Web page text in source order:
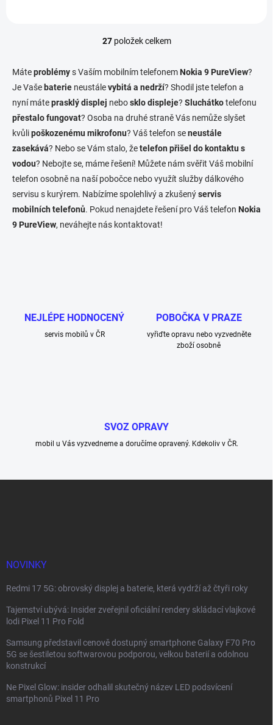
O
l
d
a
c
í
p
r
v
y
v
ý
p
i
27položek celkem
Máteproblémys Vaším mobilním telefonemNokia 9 PureView?
Je Vaše baterie neustálevybitá a nedrží? Shodil jste telefon a
nyní máteprasklý displej nebosklo displeje? Sluchátkotelefonu
přestalo fungovat? Osoba na druhé straně Vás nemůže slyšet
kvůlipoškozenému mikrofonu? Váš telefon seneustále
zasekává? Nebo se Vám stalo, žetelefon přišel do kontaktu s
vodou? Nebojte se, máme řešení! Můžete nám svěřit Váš mobilní
telefon osobně na naší pobočce nebo využít služby dálkového
servisu s kurýrem. Nabízíme spolehlivý a zkušenýservis
mobilních telefonů. Pokud nenajdete řešení pro Váš telefon Nokia
9 PureView, neváhejte nás kontaktovat!
NEJLÉPE HODNOCENÝ
servis mobilů v ČR
POBOČKA V PRAZE
vyřiďte opravu nebo vyzvedněte
zboží osobně
SVOZ OPRAVY
mobil u Vás vyzvedneme a doručíme opravený. Kdekoliv v ČR.
NOVINKY
Redmi 17 5G: obrovský displej a baterie, která vydrží až čtyři roky
Tajemství ubývá: Insider zveřejnil oficiální rendery skládací vlajkové
lodi Pixel 11 Pro Fold
Samsung představil cenově dostupný smartphone Galaxy F70 Pro
5G se šestiletou softwarovou podporou, velkou baterií a odolnou
konstrukcí
Ne Pixel Glow: insider odhalil skutečný název LED podsvícení
smartphonů Pixel 11 Pro